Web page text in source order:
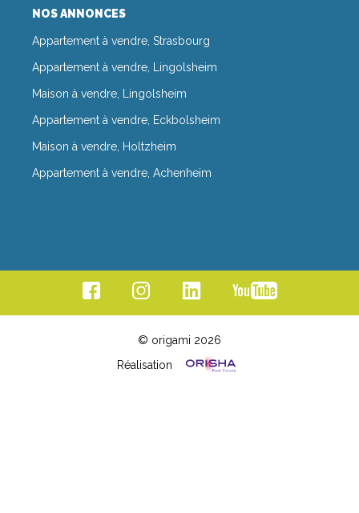
NOS ANNONCES
Appartement à vendre, Strasbourg
Appartement à vendre, Lingolsheim
Maison à vendre, Lingolsheim
Appartement à vendre, Eckbolsheim
Maison à vendre, Holtzheim
Appartement à vendre, Achenheim
© origami 2026
Réalisation